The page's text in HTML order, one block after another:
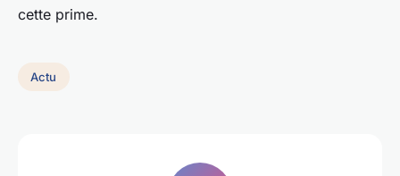
cette prime.
Actu